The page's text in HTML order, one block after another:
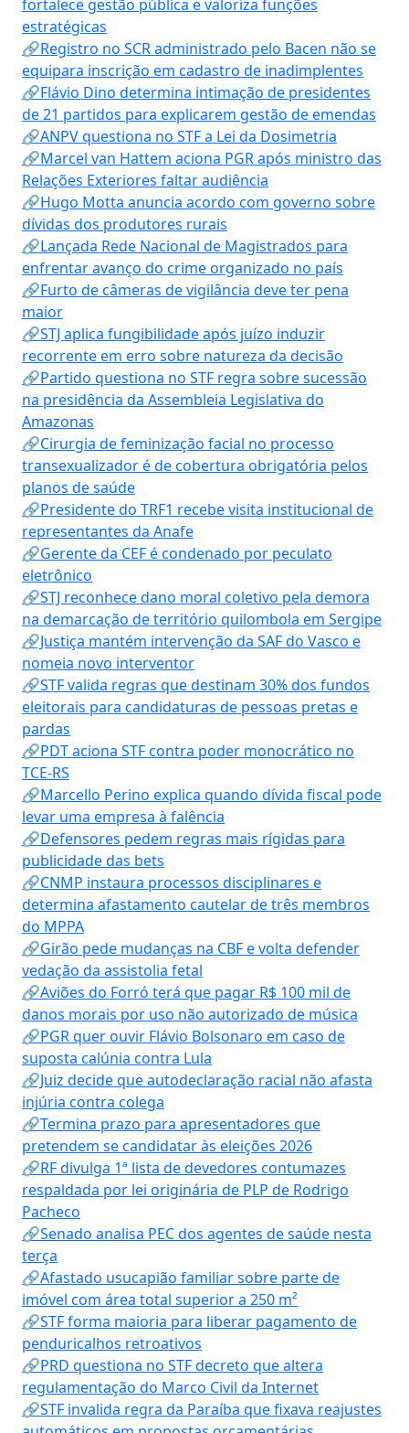
fortalece gestão pública e valoriza funções
estratégicas
🔗Registro no SCR administrado pelo Bacen não se
equipara inscrição em cadastro de inadimplentes
🔗Flávio Dino determina intimação de presidentes
de 21 partidos para explicarem gestão de emendas
🔗ANPV questiona no STF a Lei da Dosimetria
🔗Marcel van Hattem aciona PGR após ministro das
Relações Exteriores faltar audiência
🔗Hugo Motta anuncia acordo com governo sobre
dívidas dos produtores rurais
🔗Lançada Rede Nacional de Magistrados para
enfrentar avanço do crime organizado no país
🔗Furto de câmeras de vigilância deve ter pena
maior
🔗STJ aplica fungibilidade após juízo induzir
recorrente em erro sobre natureza da decisão
🔗Partido questiona no STF regra sobre sucessão
na presidência da Assembleia Legislativa do
Amazonas
🔗Cirurgia de feminização facial no processo
transexualizador é de cobertura obrigatória pelos
planos de saúde
🔗Presidente do TRF1 recebe visita institucional de
representantes da Anafe
🔗Gerente da CEF é condenado por peculato
eletrônico
🔗STJ reconhece dano moral coletivo pela demora
na demarcação de território quilombola em Sergipe
🔗Justiça mantém intervenção da SAF do Vasco e
nomeia novo interventor
🔗STF valida regras que destinam 30% dos fundos
eleitorais para candidaturas de pessoas pretas e
pardas
🔗PDT aciona STF contra poder monocrático no
TCE-RS
🔗Marcello Perino explica quando dívida fiscal pode
levar uma empresa à falência
🔗Defensores pedem regras mais rígidas para
publicidade das bets
🔗CNMP instaura processos disciplinares e
determina afastamento cautelar de três membros
do MPPA
🔗Girão pede mudanças na CBF e volta defender
vedação da assistolia fetal
🔗Aviões do Forró terá que pagar R$ 100 mil de
danos morais por uso não autorizado de música
🔗PGR quer ouvir Flávio Bolsonaro em caso de
suposta calúnia contra Lula
🔗Juiz decide que autodeclaração racial não afasta
injúria contra colega
🔗Termina prazo para apresentadores que
pretendem se candidatar às eleições 2026
🔗RF divulga 1ª lista de devedores contumazes
respaldada por lei originária de PLP de Rodrigo
Pacheco
🔗Senado analisa PEC dos agentes de saúde nesta
terça
🔗Afastado usucapião familiar sobre parte de
imóvel com área total superior a 250 m²
🔗STF forma maioria para liberar pagamento de
penduricalhos retroativos
🔗PRD questiona no STF decreto que altera
regulamentação do Marco Civil da Internet
🔗STF invalida regra da Paraíba que fixava reajustes